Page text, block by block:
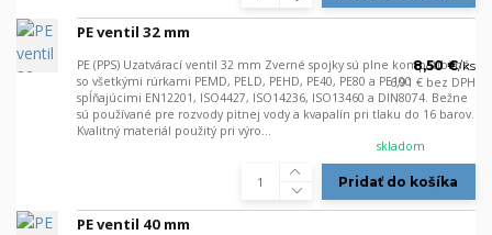
PE ventil 32 mm
PE (PPS) Uzatvárací ventil 32 mm Zverné spojky sú plne kompatibilné
so všetkými rúrkami PEMD, PELD, PEHD, PE40, PE80 a PE100
spĺňajúcimi EN12201, ISO4427, ISO14236, ISO13460 a DIN8074. Bežne
sú používané pre rozvody pitnej vody a kvapalín pri tlaku do 16 barov.
Kvalitný materiál použitý pri výro...
8,50 €/ks
6,91 € bez DPH
skladom
Pridať do košíka
PE ventil 40 mm